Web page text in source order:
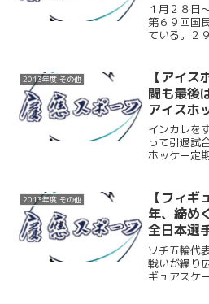
１月２８日
第６９回国
ている。２
将（商４
た。近藤に
2013年度 その他
【アイ
闘も最後
アイスホ
インカレを
って引退試
ホッケー定
せ、インカ
取らない試
2013年度 その他
【フィ
年、締め
全日本選
ソチ五輪代
戦いが繰り
ギュアスケ